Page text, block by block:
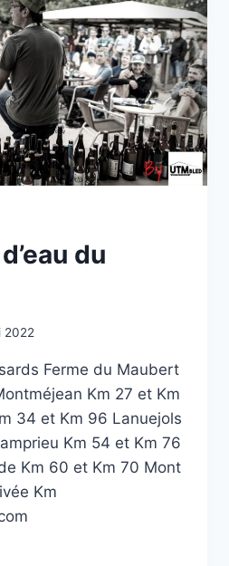
du
2022
Ferme du Maubert
Km 27 et Km
34 et Km 96 Lanuejols
Km 54 et Km 76
Km 60 et Km 70 Mont
Km